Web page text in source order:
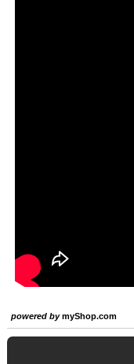
powered bymyShop.com